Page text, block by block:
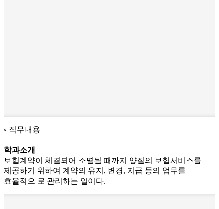
직무내용
학과소개
보험계약이 체결되어 소멸될 때까지 양질의 보험서비스를
제공하기 위하여 계약의 유지, 변경, 지급 등의 업무를
효율적으 로 관리하는 일이다.